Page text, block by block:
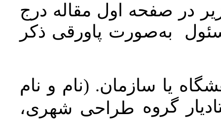
در صفحه اول مقاله درج
به‌صورت پاورقی ذکر
یا سازمان. (نام و نام
گروه طراحی شهری،